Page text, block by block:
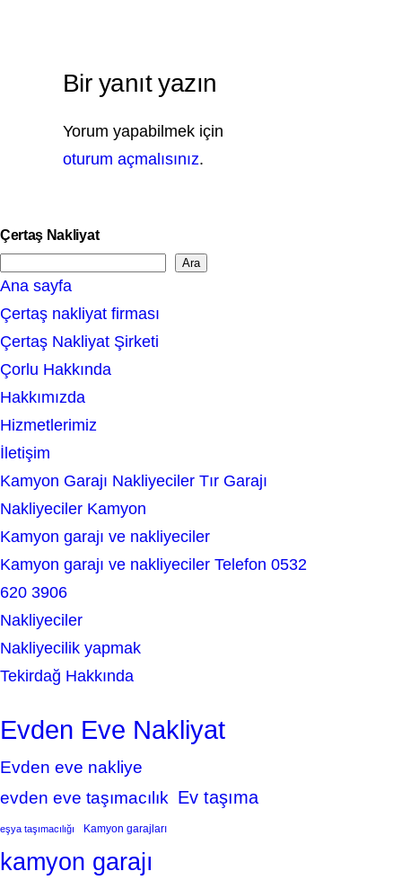
Bir yanıt yazın
Yorum yapabilmek için
oturum açmalısınız.
Çertaş Nakliyat
e
a
r
c
h
Ara
Ana sayfa
Çertaş nakliyat firması
Çertaş Nakliyat Şirketi
Çorlu Hakkında
Hakkımızda
Hizmetlerimiz
İletişim
Kamyon Garajı Nakliyeciler Tır Garajı
Nakliyeciler Kamyon
Kamyon garajı ve nakliyeciler
Kamyon garajı ve nakliyeciler Telefon 0532
620 3906
Nakliyeciler
Nakliyecilik yapmak
Tekirdağ Hakkında
Evden Eve Nakliyat
Evden eve nakliye
evden eve taşımacılık Ev taşıma
eşya taşımacılığı Kamyon garajları
kamyon garajı